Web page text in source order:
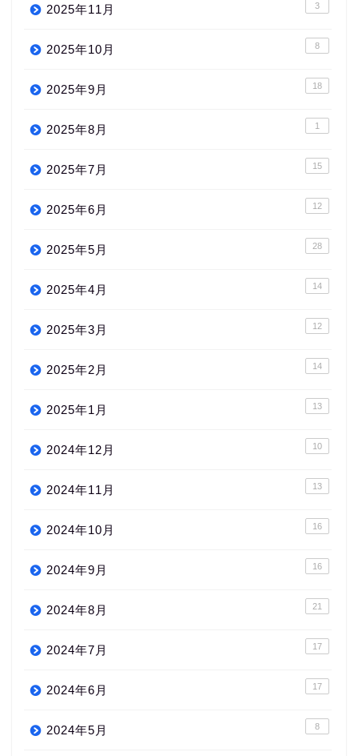
2025年11月 3
2025年10月 8
2025年9月 18
2025年8月 1
2025年7月 15
2025年6月 12
2025年5月 28
2025年4月 14
2025年3月 12
2025年2月 14
2025年1月 13
2024年12月 10
2024年11月 13
2024年10月 16
2024年9月 16
2024年8月 21
2024年7月 17
2024年6月 17
2024年5月 8